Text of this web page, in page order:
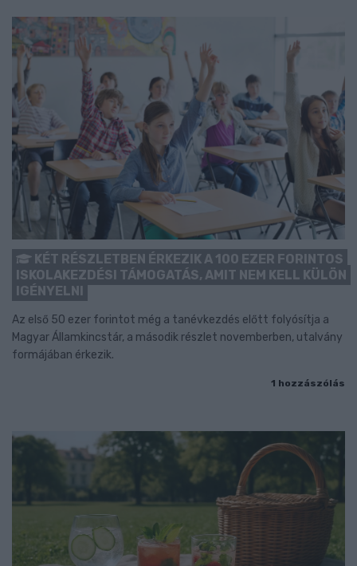
KÉT RÉSZLETBEN ÉRKEZIK A 100 EZER FORINTOS
ISKOLAKEZDÉSI TÁMOGATÁS, AMIT NEM KELL KÜLÖN
IGÉNYELNI
Az első 50 ezer forintot még a tanévkezdés előtt folyósítja a
Magyar Államkincstár, a második részlet novemberben, utalvány
formájában érkezik.
1 hozzászólás